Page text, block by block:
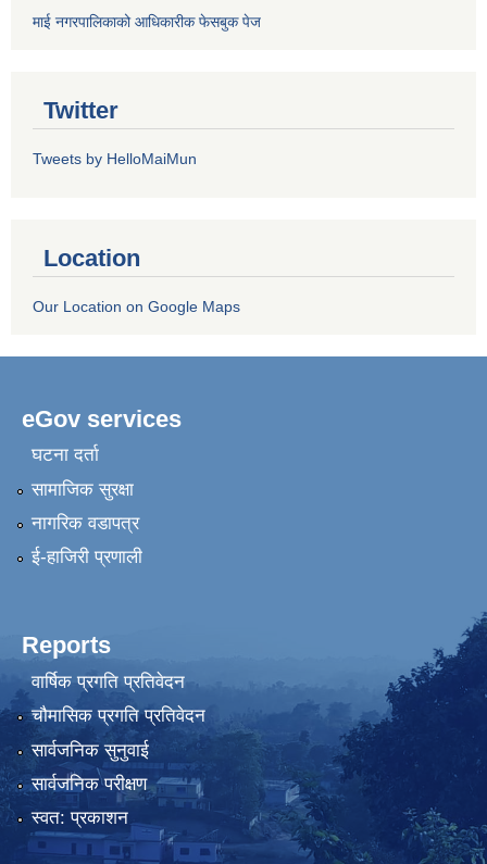
माई नगरपालिकाको आधिकारीक फेसबुक पेज
Twitter
Tweets by HelloMaiMun
Location
Our Location on Google Maps
eGov services
घटना दर्ता
सामाजिक सुरक्षा
नागरिक वडापत्र
ई-हाजिरी प्रणाली
Reports
वार्षिक प्रगति प्रतिवेदन
चौमासिक प्रगति प्रतिवेदन
सार्वजनिक सुनुवाई
सार्वजनिक परीक्षण
स्वत: प्रकाशन